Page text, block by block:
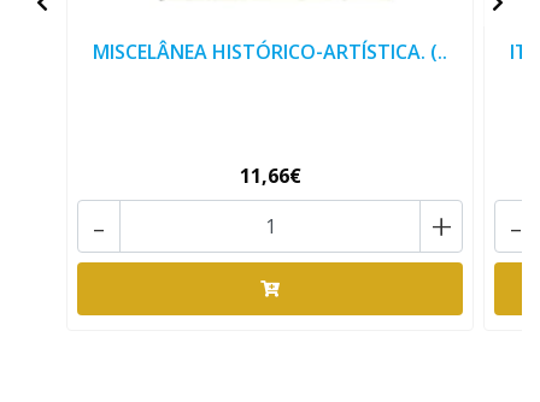
MISCELÂNEA HISTÓRICO-ARTÍSTICA. (..
11,66€
+
- -